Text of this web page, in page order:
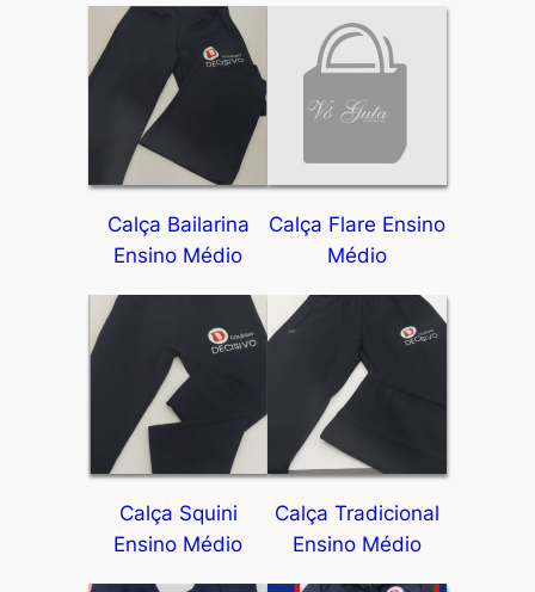
Calça Bailarina
Ensino Médio
Calça Flare Ensino
Médio
Calça Squini
Ensino Médio
Calça Tradicional
Ensino Médio